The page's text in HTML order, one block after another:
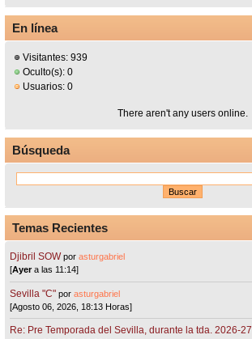
En línea
Visitantes: 939
Oculto(s): 0
Usuarios: 0
There aren't any users online.
Búsqueda
Temas Recientes
Djibril SOW porasturgabriel
[Ayera las 11:14]
Sevilla "C"porasturgabriel
[Agosto 06, 2026, 18:13 Horas]
Re: Pre Temporada del Sevilla, durante la tda. 2026-27